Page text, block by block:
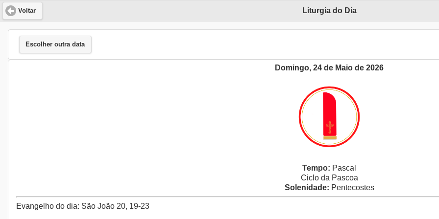
Liturgia do Dia
Voltar
Escolher outra data
Domingo, 24 de Maio de 2026
Tempo: Pascal
Ciclo da Pascoa
Solenidade: Pentecostes
Evangelho do dia: São João 20, 19-23